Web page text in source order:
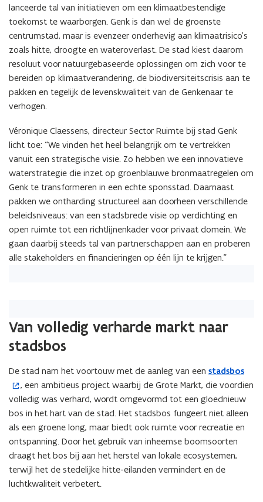
lanceerde tal van initiatieven om een klimaatbestendige
toekomst te waarborgen. Genk is dan wel de groenste
centrumstad, maar is evenzeer onderhevig aan klimaatrisico’s
zoals hitte, droogte en wateroverlast. De stad kiest daarom
resoluut voor natuurgebaseerde oplossingen om zich voor te
bereiden op klimaatverandering, de biodiversiteitscrisis aan te
pakken en tegelijk de levenskwaliteit van de Genkenaar te
verhogen.
Véronique Claessens, directeur Sector Ruimte bij stad Genk
licht toe: “We vinden het heel belangrijk om te vertrekken
vanuit een strategische visie. Zo hebben we een innovatieve
waterstrategie die inzet op groenblauwe bronmaatregelen om
Genk te transformeren in een echte sponsstad. Daarnaast
pakken we ontharding structureel aan doorheen verschillende
beleidsniveaus: van een stadsbrede visie op verdichting en
open ruimte tot een richtlijnenkader voor privaat domein. We
gaan daarbij steeds tal van partnerschappen aan en proberen
alle stakeholders en financieringen op één lijn te krijgen.”
Van volledig verharde markt naar
stadsbos
De stad nam het voortouw met de aanleg van een stadsbos
(
o
p
e
n
t
i
n
, een ambitieus project waarbij de Grote Markt, die voordien
volledig was verhard, wordt omgevormd tot een gloednieuw
bos in het hart van de stad. Het stadsbos fungeert niet alleen
als een groene long, maar biedt ook ruimte voor recreatie en
ontspanning. Door het gebruik van inheemse boomsoorten
draagt het bos bij aan het herstel van lokale ecosystemen,
terwijl het de stedelijke hitte-eilanden vermindert en de
luchtkwaliteit verbetert.